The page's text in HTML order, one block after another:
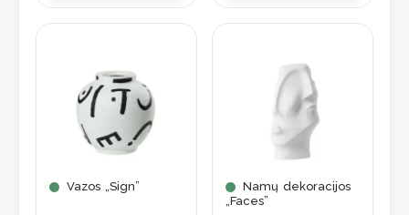
Vazos „Sign”
Namų dekoracijos
„Faces”